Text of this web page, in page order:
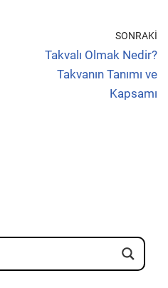
SONRAKI
Takvalı Olmak Nedir?
Takvanın Tanımı ve
Kapsamı